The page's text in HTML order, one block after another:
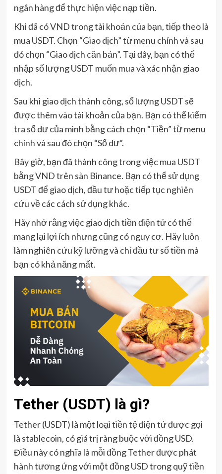
ngân hàng để thực hiện việc nạp tiền.
Khi đã có VND trong tài khoản của bạn, tiếp theo là
mua USDT. Chọn “Giao dịch” từ menu chính và sau
đó chọn “Giao dịch căn bản”. Tại đây, bạn có thể
nhập số lượng USDT muốn mua và xác nhận giao
dịch.
Sau khi giao dịch thành công, số lượng USDT sẽ
được thêm vào tài khoản của bạn. Bạn có thể kiểm
tra số dư của mình bằng cách chọn “Tiền” từ menu
chính và sau đó chọn “Số dư”.
Bây giờ, bạn đã thành công trong việc mua USDT
bằng VND trên sàn Binance. Bạn có thể sử dụng
USDT để giao dịch, đầu tư hoặc tiếp tục nghiên
cứu về các cách sử dụng khác.
Hãy nhớ rằng việc giao dịch tiền điện tử có thể
mang lại lợi ích nhưng cũng có nguy cơ. Hãy luôn
làm nghiên cứu kỹ lưỡng và chỉ đầu tư số tiền mà
bạn có khả năng mất.
Tether (USDT) là gì?
Tether (USDT) là một loại tiền tệ điện tử được gọi
là stablecoin, có giá trị ràng buộc với đồng USD.
Điều này có nghĩa là mỗi đồng Tether được phát
hành tương ứng với một đồng USD trong quỹ tiền